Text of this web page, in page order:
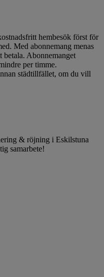
hembesök först för
Med abonnemang menas
betala. Abonnemanget
per timme.
städtillfället, om du vill
& röjning i Eskilstuna
samarbete!